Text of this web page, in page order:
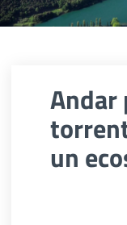
Andar
un